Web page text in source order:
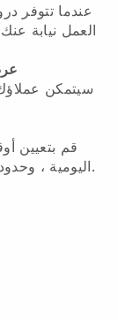
عندما تتوفر
العمل نيابة
سيتمكن
قم بتعيين
اليومية ، وحدود الفتحات ، والحد الأدنى من الإشعار للحجز.